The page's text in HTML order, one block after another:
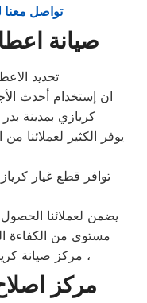
تواصل
صيانة
تحديد
ان إستخدام أحدث
كريازي بمدينة
يوفر الكثير لعملائنا
يضمن لعملائنا
مستوى من الكفاءة
مركز صيانة كريازي مدينة بدر المعتمد بمدينة بدر ،
مركز